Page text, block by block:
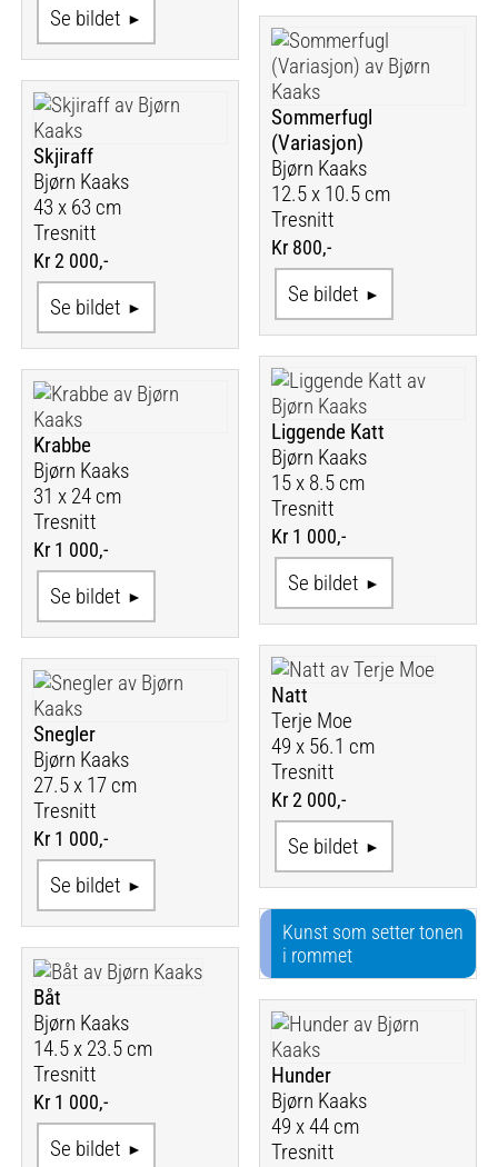
Se bildet
Sommerfugl
(Variasjon)
Bjørn Kaaks
12.5 x 10.5 cm
Tresnitt
Kr 800,-
Se bildet
Skjiraff
Bjørn Kaaks
43 x 63 cm
Tresnitt
Kr 2 000,-
Se bildet
Liggende Katt
Bjørn Kaaks
15 x 8.5 cm
Tresnitt
Kr 1 000,-
Se bildet
Krabbe
Bjørn Kaaks
31 x 24 cm
Tresnitt
Kr 1 000,-
Se bildet
Natt
Terje Moe
49 x 56.1 cm
Tresnitt
Kr 2 000,-
Se bildet
Snegler
Bjørn Kaaks
27.5 x 17 cm
Tresnitt
Kr 1 000,-
Se bildet
Kunst som setter tonen
i rommet
Båt
Bjørn Kaaks
14.5 x 23.5 cm
Tresnitt
Kr 1 000,-
Se bildet
Hunder
Bjørn Kaaks
49 x 44 cm
Tresnitt